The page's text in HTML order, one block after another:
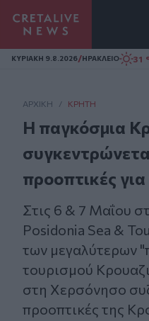
Homepage
ΚΥΡΙΑΚΗ 9.8.2026/ΗΡΑΚΛΕΙΟ 31
ΑΡΧΙΚΗ / ΚΡΉΤΗ
Η παγκόσμια
προοπτικές για
Στις 6 & 7 Μαΐου
Posidonia Sea &
των μεγαλύτερων
τουρισμού
στη Χερσόνησο
προοπτικές της